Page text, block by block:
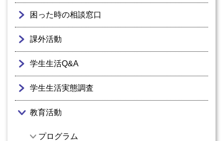
困った時の相談窓口
課外活動
学生生活Q&A
学生生活実態調査
教育活動
プログラム